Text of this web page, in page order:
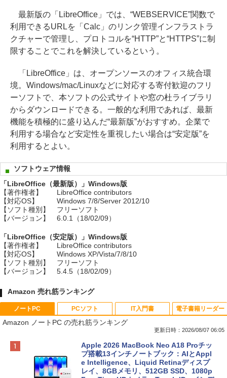
最新版の「LibreOffice」では、“WEBSERVICE”関数で
利用できるURLを「Calc」のリンク管理インフラストラ
クチャーで管理し、プロトコルを“HTTP”と“HTTPS”に制
限することでこれを解決しているという。
「LibreOffice」は、オープンソースのオフィス統合環
境。Windows/mac/Linuxなどに対応する寄付歓迎のフリ
ーソフトで、本ソフトの公式サイトや窓の杜ライブラリ
からダウンロードできる。一般的な利用であれば、最新
機能を積極的に盛り込んだ“最新版”がおすすめ。企業で
利用する場合など安定性を重視したい場合は“安定版”を
利用するとよい。
ソフトウェア情報
「LibreOffice（最新版）」Windows版
【著作権者】
LibreOffice contributors
【対応OS】
Windows 7/8/Server 2012/10
【ソフト種別】
フリーソフト
【バージョン】
6.0.1（18/02/09）
「LibreOffice（安定版）」Windows版
【著作権者】
LibreOffice contributors
【対応OS】
Windows XP/Vista/7/8/10
【ソフト種別】
フリーソフト
【バージョン】
5.4.5（18/02/09）
Amazon 売れ筋ランキング
ノートPC
Amazon ノートPC の売れ筋ランキング
更新日時：2026/08/07 06:05
Apple 2026 MacBook Neo A18 Proチッ
プ搭載13インチノートブック：AIとAppl
e Intelligence、Liquid Retinaディスプ
レイ、8GBメモリ、512GB SSD、1080p
PCソフト IT入門書 電子書籍リーダー